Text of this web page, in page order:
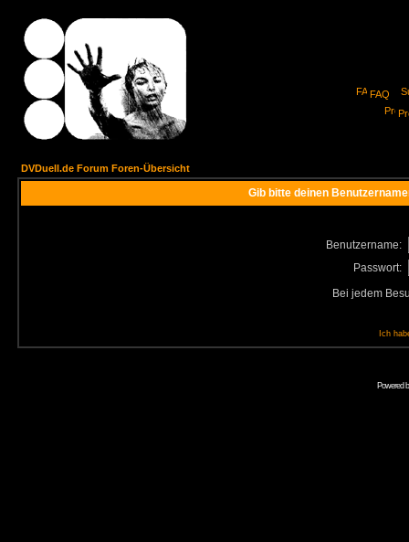
FAQ
DVDuell.de Forum Foren-Übersicht
Gib bitte deinen
Benutzername:
Passwort:
Bei jedem
Ich
Powered